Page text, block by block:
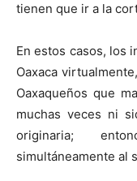
tienen que ir a la
En estos casos, los
Oaxaca
Oaxaqueños que
muchas veces ni
originaria;
simultáneamente al